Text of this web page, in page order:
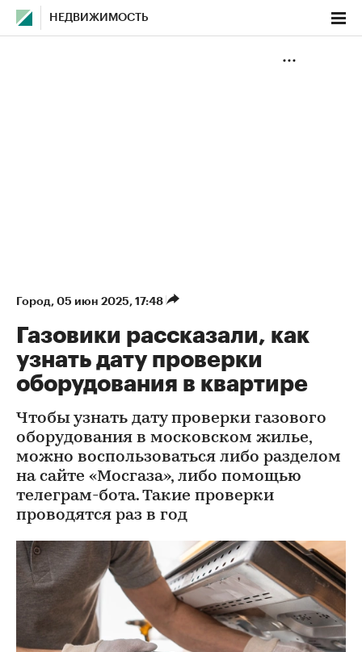
НЕДВИЖИМОСТЬ
Город⁠, 05 июн 2025, 17:48
Газовики рассказали, как
узнать дату проверки
оборудования в квартире
Чтобы узнать дату проверки газового
оборудования в московском жилье,
можно воспользоваться либо разделом
на сайте «Мосгаза», либо помощью
телеграм-бота. Такие проверки
проводятся раз в год